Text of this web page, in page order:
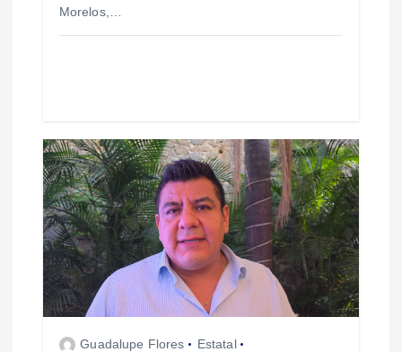
s
Morelos,…
Guadalupe Flores
Estatal